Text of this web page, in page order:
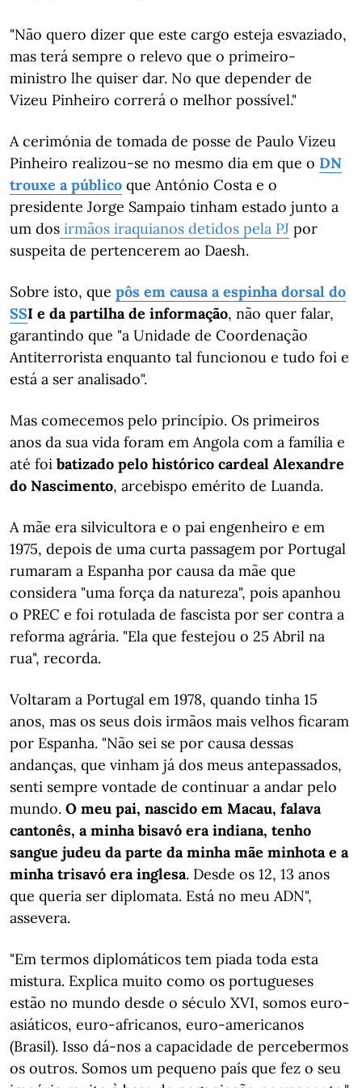
"Não quero dizer que este cargo esteja esvaziado,
mas terá sempre o relevo que o primeiro-
ministro lhe quiser dar. No que depender de
Vizeu Pinheiro correrá o melhor possível."
A cerimónia de tomada de posse de Paulo Vizeu
Pinheiro realizou-se no mesmo dia em que o DN
trouxe a público que António Costa e o
presidente Jorge Sampaio tinham estado junto a
um dos irmãos iraquianos detidos pela PJ por
suspeita de pertencerem ao Daesh.
Sobre isto, que pôs em causa a espinha dorsal do
SSI e da partilha de informação, não quer falar,
garantindo que "a Unidade de Coordenação
Antiterrorista enquanto tal funcionou e tudo foi e
está a ser analisado".
Mas comecemos pelo princípio. Os primeiros
anos da sua vida foram em Angola com a família e
até foi batizado pelo histórico cardeal Alexandre
do Nascimento, arcebispo emérito de Luanda.
A mãe era silvicultora e o pai engenheiro e em
1975, depois de uma curta passagem por Portugal
rumaram a Espanha por causa da mãe que
considera "uma força da natureza", pois apanhou
o PREC e foi rotulada de fascista por ser contra a
reforma agrária. "Ela que festejou o 25 Abril na
rua", recorda.
Voltaram a Portugal em 1978, quando tinha 15
anos, mas os seus dois irmãos mais velhos ficaram
por Espanha. "Não sei se por causa dessas
andanças, que vinham já dos meus antepassados,
senti sempre vontade de continuar a andar pelo
mundo. O meu pai, nascido em Macau, falava
cantonês, a minha bisavó era indiana, tenho
sangue judeu da parte da minha mãe minhota e a
minha trisavó era inglesa. Desde os 12, 13 anos
que queria ser diplomata. Está no meu ADN",
assevera.
"Em termos diplomáticos tem piada toda esta
mistura. Explica muito como os portugueses
estão no mundo desde o século XVI, somos euro-
asiáticos, euro-africanos, euro-americanos
(Brasil). Isso dá-nos a capacidade de percebermos
os outros. Somos um pequeno país que fez o seu